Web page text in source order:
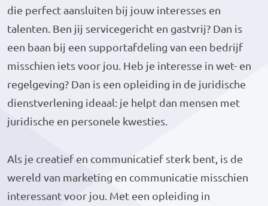
die perfect aansluiten bij jouw interesses en
talenten. Ben jij servicegericht en gastvrij? Dan is
een baan bij een supportafdeling van een bedrijf
misschien iets voor jou. Heb je interesse in wet- en
regelgeving? Dan is een opleiding in de juridische
dienstverlening ideaal: je helpt dan mensen met
juridische en personele kwesties.
Als je creatief en communicatief sterk bent, is de
wereld van marketing en communicatie misschien
interessant voor jou. Met een opleiding in